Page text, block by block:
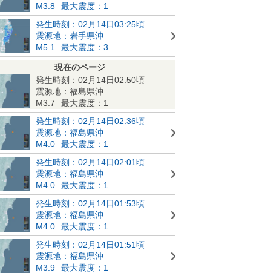
M3.8
最大震度：1
発生時刻：02月14日03:25頃
震源地：岩手県沖
M5.1
最大震度：3
現在のページ
発生時刻：02月14日02:50頃
震源地：福島県沖
M3.7
最大震度：1
発生時刻：02月14日02:36頃
震源地：福島県沖
M4.0
最大震度：1
発生時刻：02月14日02:01頃
震源地：福島県沖
M4.0
最大震度：1
発生時刻：02月14日01:53頃
震源地：福島県沖
M4.0
最大震度：1
発生時刻：02月14日01:51頃
震源地：福島県沖
M3.9
最大震度：1